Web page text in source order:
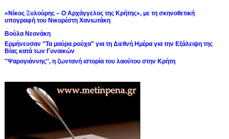
«Νίκος Ξυλούρης – Ο Αρχάγγελος της Κρήτης», με τη σκηνοθετική
υπογραφή του Νικορέστη Χανιωτάκη
Βούλα Νεονάκη
Ερμήνευσαν "Τα μαύρα ρούχα" για τη Διεθνή Ημέρα για την Εξάλειψη της
Βίας κατά των Γυναικών
''Ψαρογιάννης'', η ζωντανή ιστορία του λαούτου στην Κρήτη